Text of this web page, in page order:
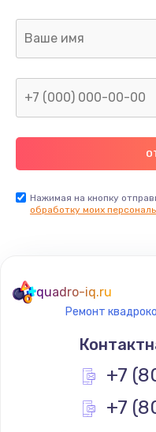
Замена
Нажимая на кнопку
обработку моих
quadro-iq.ru
Ремонт
+7
+7